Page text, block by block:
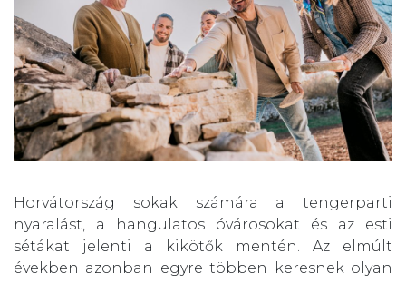
Horvátország sokak számára a tengerparti
nyaralást, a hangulatos óvárosokat és az esti
sétákat jelenti a kikötők mentén. Az elmúlt
években azonban egyre többen keresnek olyan